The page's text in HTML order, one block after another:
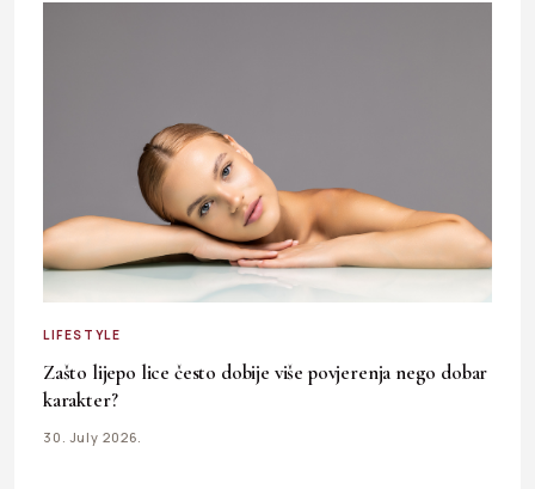
LIFESTYLE
Zašto lijepo lice često dobije više povjerenja nego dobar
karakter?
30. July 2026.